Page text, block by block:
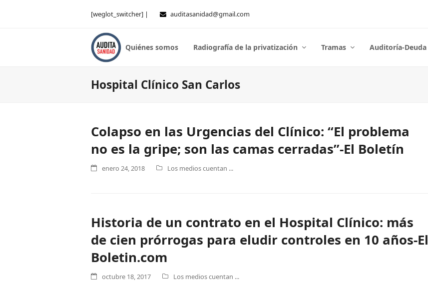
[weglot_switcher] | auditasanidad@gmail.com
Quiénes somos Radiografía de la privatización Tramas Auditoría-Deuda
Hospital Clínico San Carlos
Colapso en las Urgencias del Clínico: “El problema
no es la gripe; son las camas cerradas”-El Boletín
enero 24, 2018 Los medios cuentan ...
Historia de un contrato en el Hospital Clínico: más
de cien prórrogas para eludir controles en 10 años-El
Boletin.com
octubre 18, 2017 Los medios cuentan ...